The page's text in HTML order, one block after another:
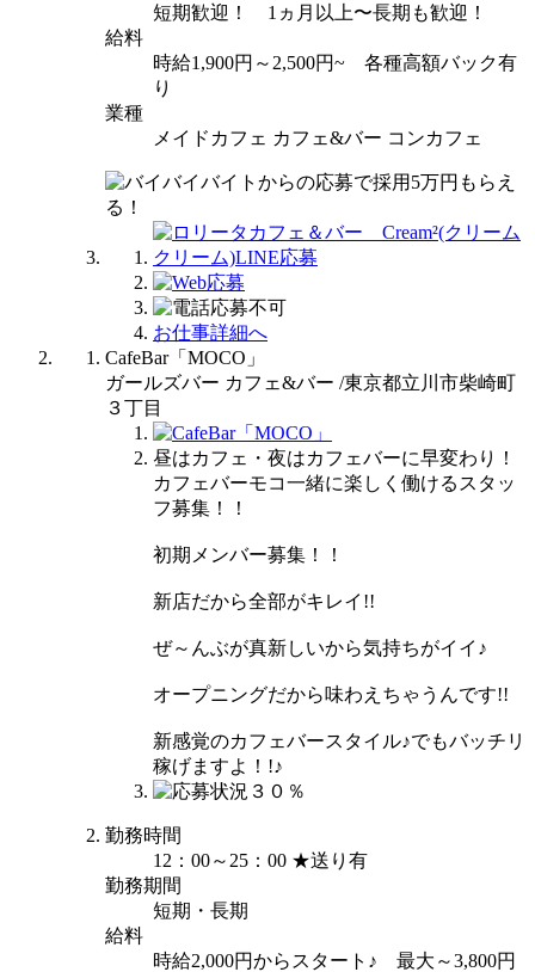
短期歓迎！ 1ヵ月以上〜長期も歓迎！
給料
時給1,900円～2,500円~ 各種高額バック有
り
業種
メイドカフェ カフェ&バー コンカフェ
お仕事詳細へ
CafeBar「MOCO」
ガールズバー カフェ&バー /東京都立川市柴崎町
３丁目
昼はカフェ・夜はカフェバーに早変わり！
カフェバーモコ一緒に楽しく働けるスタッ
フ募集！！
初期メンバー募集！！
新店だから全部がキレイ!!
ぜ～んぶが真新しいから気持ちがイイ♪
オープニングだから味わえちゃうんです!!
新感覚のカフェバースタイル♪でもバッチリ
稼げますよ！!♪
勤務時間
12：00～25：00 ★送り有
勤務期間
短期・長期
給料
時給2,000円からスタート♪ 最大～3,800円